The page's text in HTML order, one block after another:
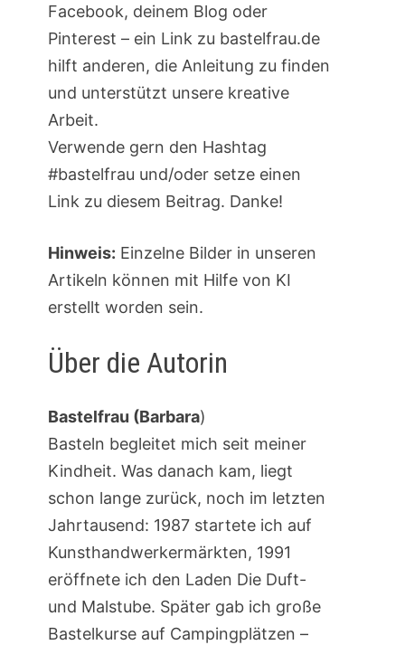
Facebook, deinem Blog oder
Pinterest – ein Link zu bastelfrau.de
hilft anderen, die Anleitung zu finden
und unterstützt unsere kreative
Arbeit.
Verwende gern den Hashtag
#bastelfrau und/oder setze einen
Link zu diesem Beitrag. Danke!
Hinweis: Einzelne Bilder in unseren
Artikeln können mit Hilfe von KI
erstellt worden sein.
Über die Autorin
Bastelfrau (Barbara)
Basteln begleitet mich seit meiner
Kindheit. Was danach kam, liegt
schon lange zurück, noch im letzten
Jahrtausend: 1987 startete ich auf
Kunsthandwerkermärkten, 1991
eröffnete ich den Laden Die Duft-
und Malstube. Später gab ich große
Bastelkurse auf Campingplätzen –